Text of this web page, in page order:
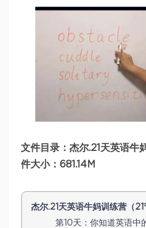
文件目录：杰尔.21天英语牛
件大小：681.14M
杰尔.21天英语牛妈训练营（21
第10天：你知道英语中